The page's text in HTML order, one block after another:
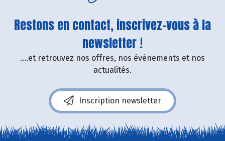
Restons en contact, inscrivez-vous à la
newsletter !
....et retrouvez nos offres, nos événements et nos
actualités.
Inscription newsletter